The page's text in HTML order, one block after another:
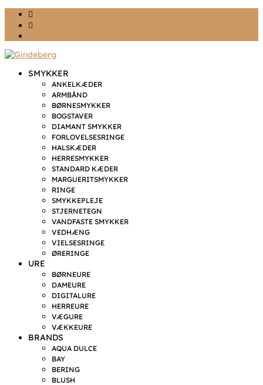
SMYKKER
ANKELKÆDER
ARMBÅND
BØRNESMYKKER
BOGSTAVER
DIAMANT SMYKKER
FORLOVELSESRINGE
HALSKÆDER
HERRESMYKKER
STANDARD KÆDER
MARGUERITSMYKKER
RINGE
SMYKKEPLEJE
STJERNETEGN
VANDFASTE SMYKKER
VEDHÆNG
VIELSESRINGE
ØRERINGE
URE
BØRNEURE
DAMEURE
DIGITALURE
HERREURE
VÆGURE
VÆKKEURE
BRANDS
AQUA DULCE
BAY
BERING
BLUSH